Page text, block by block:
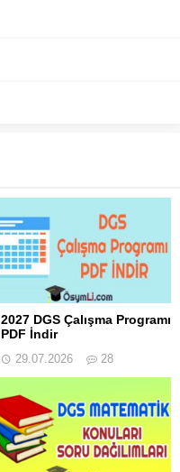
2027 DGS Çalışma Programı
PDF İndir
29.07.2026 28